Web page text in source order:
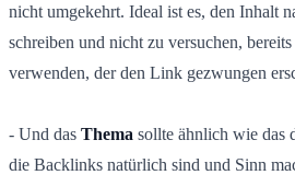
nicht umgekehrt. Ideal ist es, den Inhalt
schreiben und nicht zu versuchen,
verwenden, der den Link gezwungen
- Und das Thema sollte ähnlich wie das
die Backlinks natürlich sind und Sinn